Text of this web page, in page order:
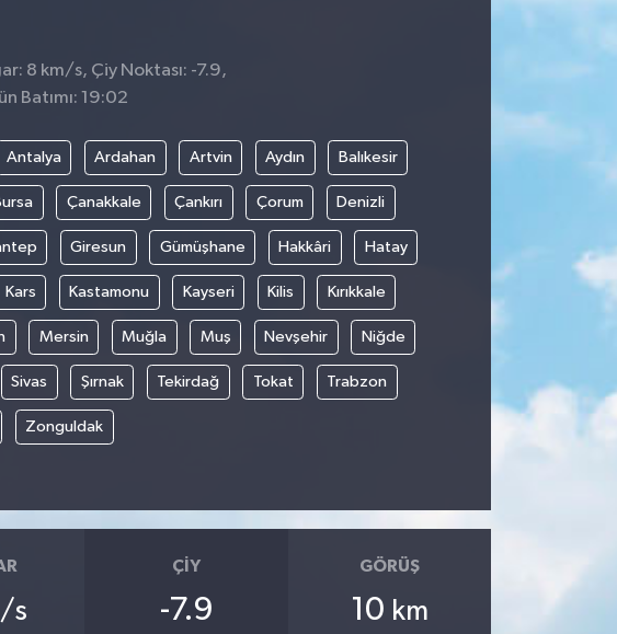
8 km/s, Çiy Noktası: -7.9,
Batımı: 19:02
Antalya Ardahan Artvin Aydın Balıkesir
Çanakkale Çankırı Çorum Denizli
Giresun Gümüşhane Hakkâri Hatay
Kars Kastamonu Kayseri Kilis Kırıkkale
Mersin Muğla Muş Nevşehir Niğde
Sivas Şırnak Tekirdağ Tokat Trabzon
Zonguldak
s
ÇIY
-7.9
GÖRÜŞ
10 km